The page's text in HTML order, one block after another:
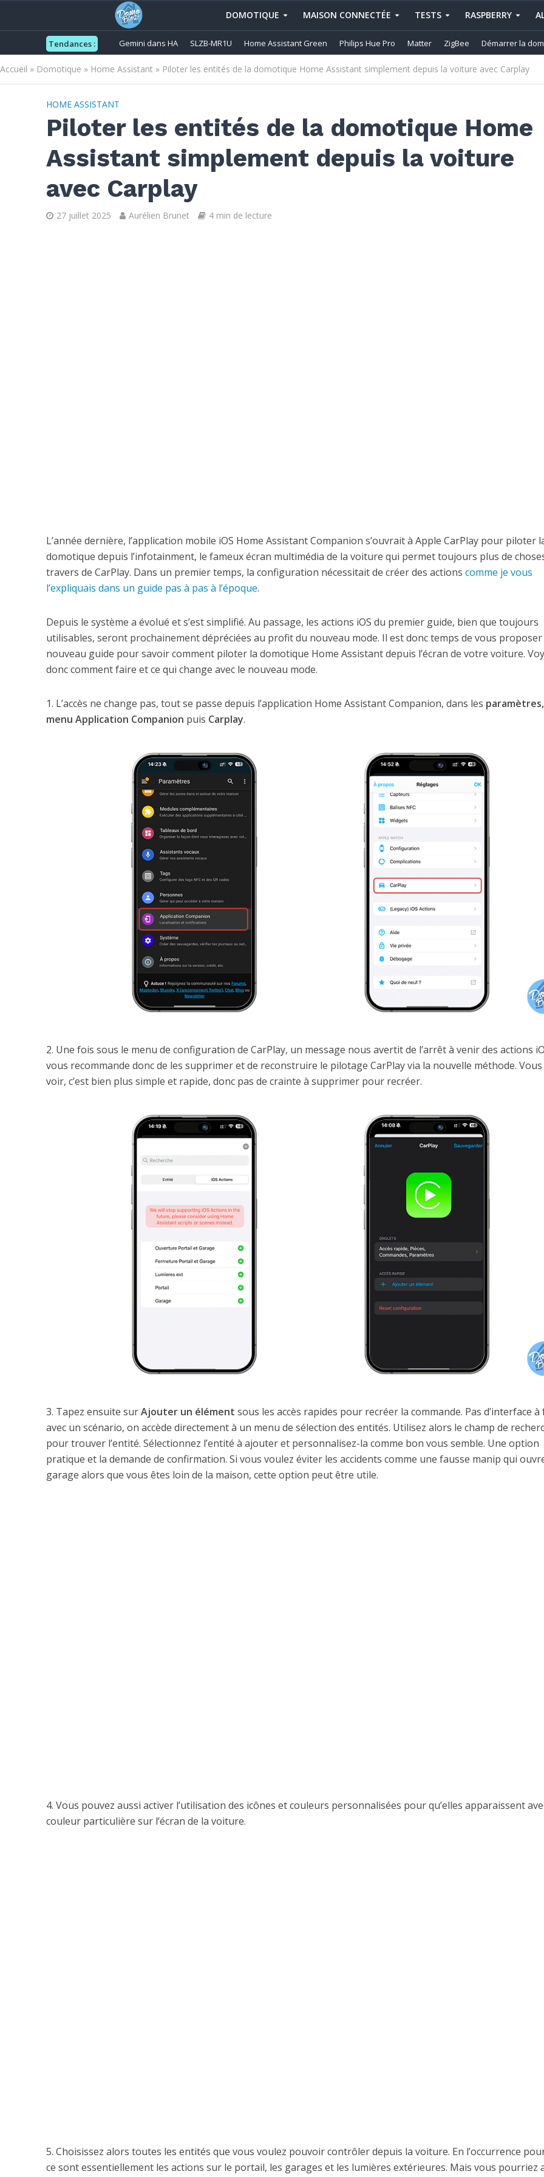
DOMOTIQUE MAISON CONNECTÉE TESTS RASPBERRY
Tendances : Gemini dans HA SLZB-MR1U Home Assistant Green Philips Hue Pro Matter ZigBee Démarrer la
Accueil » Domotique » Home Assistant » Piloter les entités de la domotique Home Assistant simplement depuis la voiture avec Carplay
HOME ASSISTANT
Piloter les entités de la domotique Home
Assistant simplement depuis la voiture
avec Carplay
27 juillet 2025 Aurélien Brunet 4 min de lecture
L’année dernière, l’application mobile iOS Home Assistant Companion s’ouvrait à Apple CarPlay pour piloter
domotique depuis l’infotainment, le fameux écran multimédia de la voiture qui permet toujours plus de
travers de CarPlay. Dans un premier temps, la configuration nécessitait de créer des actions comme je vous
l’expliquais dans un guide pas à pas à l’époque.
Depuis le système a évolué et s’est simplifié. Au passage, les actions iOS du premier guide, bien que toujours
utilisables, seront prochainement dépréciées au profit du nouveau mode. Il est donc temps de vous
nouveau guide pour savoir comment piloter la domotique Home Assistant depuis l’écran de votre voiture.
donc comment faire et ce qui change avec le nouveau mode.
1. L’accès ne change pas, tout se passe depuis l’application Home Assistant Companion, dans les paramètres,
menu Application Companion puis Carplay.
2. Une fois sous le menu de configuration de CarPlay, un message nous avertit de l’arrêt à venir des actions
vous recommande donc de les supprimer et de reconstruire le pilotage CarPlay via la nouvelle méthode. Vous
voir, c’est bien plus simple et rapide, donc pas de crainte à supprimer pour recréer.
3. Tapez ensuite surAjouter un élément sous les accès rapides pour recréer la commande. Pas d’interface à
avec un scénario, on accède directement à un menu de sélection des entités. Utilisez alors le champ de
pour trouver l’entité. Sélectionnez l’entité à ajouter et personnalisez-la comme bon vous semble. Une option
pratique et la demande de confirmation. Si vous voulez éviter les accidents comme une fausse manip qui
garage alors que vous êtes loin de la maison, cette option peut être utile.
4. Vous pouvez aussi activer l’utilisation des icônes et couleurs personnalisées pour qu’elles apparaissent
couleur particulière sur l’écran de la voiture.
5. Choisissez alors toutes les entités que vous voulez pouvoir contrôler depuis la voiture. En l’occurrence
ce sont essentiellement les actions sur le portail, les garages et les lumières extérieures. Mais vous pourriez